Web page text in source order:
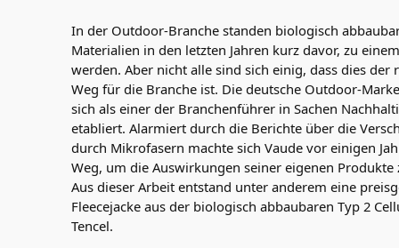
In der Outdoor-Branche standen biologisch
Materialien in den letzten Jahren kurz davor, zu
werden. Aber nicht alle sind sich einig, dass dies der
Weg für die Branche ist. Die deutsche Outdoor-
sich als einer der Branchenführer in Sachen
etabliert. Alarmiert durch die Berichte über die
durch Mikrofasern machte sich Vaude vor einigen
Weg, um die Auswirkungen seiner eigenen
Aus dieser Arbeit entstand unter anderem eine
Fleecejacke aus der biologisch abbaubaren Typ 2
Tencel.